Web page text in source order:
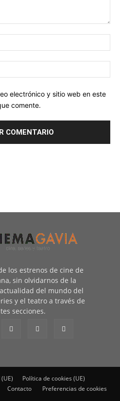
electrónico y sitio web en este
comente.
los estrenos de cine de
sin olvidarnos de la
del mundo del
y el teatro a través de
secciones.
Política de cookies (UE)
Contacto Preferencias de cookies